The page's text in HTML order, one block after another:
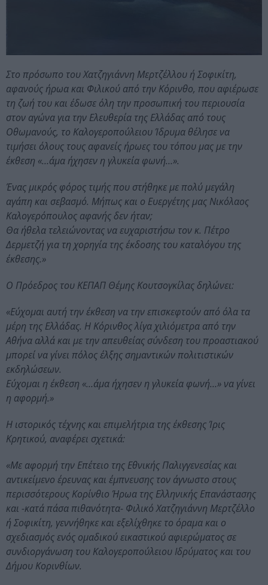
Στο πρόσωπο του Χατζηγιάννη Μερτζέλλου ή Σοφικίτη,
αφανούς ήρωα και Φιλικού από την Κόρινθο, που αφιέρωσε
τη ζωή του και έδωσε όλη την προσωπική του περιουσία
στον αγώνα για την Ελευθερία της Ελλάδας από τους
Οθωμανούς, το Καλογεροπούλειου Ίδρυμα θέλησε να
τιμήσει όλους τους αφανείς ήρωες του τόπου μας με την
έκθεση «…άμα ήχησεν η γλυκεία φωνή…».
Ένας μικρός φόρος τιμής που στήθηκε με πολύ μεγάλη
αγάπη και σεβασμό. Μήπως και ο Ευεργέτης μας Νικόλαος
Καλογερόπουλος αφανής δεν ήταν;
Θα ήθελα τελειώνοντας να ευχαριστήσω τον κ. Πέτρο
Δερμετζή για τη χορηγία της έκδοσης του καταλόγου της
έκθεσης.»
Ο Πρόεδρος του ΚΕΠΑΠ Θέμης Κουτσογκίλας δηλώνει:
«Εύχομαι αυτή την έκθεση να την επισκεφτούν από όλα τα
μέρη της Ελλάδας. Η Κόρινθος λίγα χιλιόμετρα από την
Αθήνα αλλά και με την απευθείας σύνδεση του προαστιακού
μπορεί να γίνει πόλος έλξης σημαντικών πολιτιστικών
εκδηλώσεων.
Εύχομαι η έκθεση «…άμα ήχησεν η γλυκεία φωνή…» να γίνει
η αφορμή.»
Η ιστορικός τέχνης και επιμελήτρια της έκθεσης Ίρις
Κρητικού, αναφέρει σχετικά:
«Με αφορμή την Επέτειο της Εθνικής Παλιγγενεσίας και
αντικείμενο έρευνας και έμπνευσης τον άγνωστο στους
περισσότερους Κορίνθιο Ήρωα της Ελληνικής Επανάστασης
και -κατά πάσα πιθανότητα- Φιλικό Χατζηγιάννη Μερτζέλλο
ή Σοφικίτη, γεννήθηκε και εξελίχθηκε το όραμα και ο
σχεδιασμός ενός ομαδικού εικαστικού αφιερώματος σε
συνδιοργάνωση του Καλογεροπούλειου Ιδρύματος και του
Δήμου Κορινθίων.